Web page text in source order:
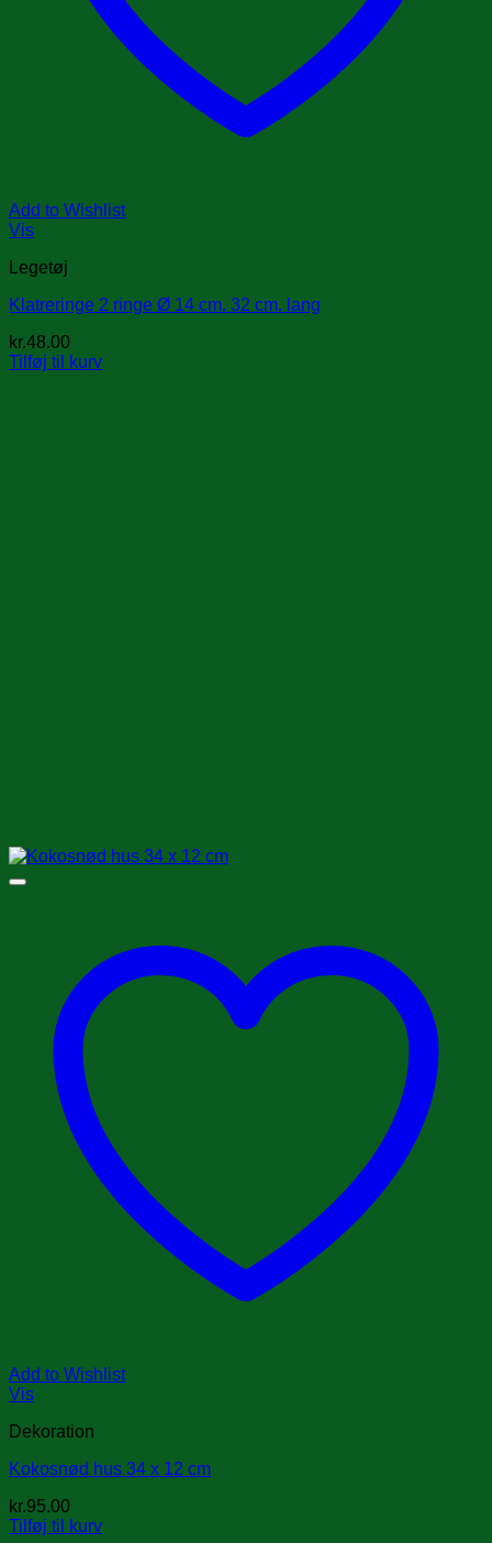
Add to Wishlist
Vis
Legetøj
Klatreringe 2 ringe Ø 14 cm. 32 cm. lang
kr.48.00
Tilføj til kurv
Add to Wishlist
Vis
Dekoration
Kokosnød hus 34 x 12 cm
kr.95.00
Tilføj til kurv